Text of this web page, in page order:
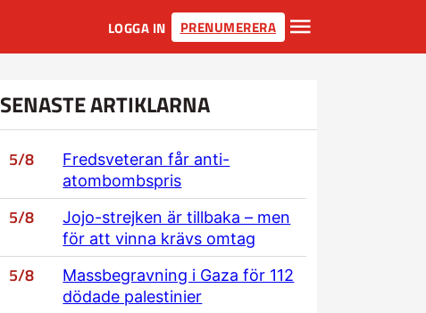
LOGGA IN PRENUMERERA
SENASTE ARTIKLARNA
5/8
Fredsveteran får anti-
atombombspris
5/8
Jojo-strejken är tillbaka – men
för att vinna krävs omtag
5/8
Massbegravning i Gaza för 112
dödade palestinier